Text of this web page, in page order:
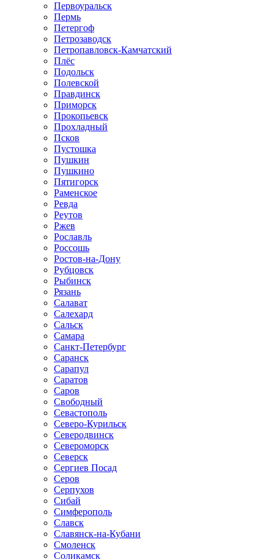
Первоуральск
Пермь
Петергоф
Петрозаводск
Петропавловск-Камчатский
Плёс
Подольск
Полевской
Правдинск
Приморск
Прокопьевск
Прохладный
Псков
Пустошка
Пушкин
Пушкино
Пятигорск
Раменское
Ревда
Реутов
Ржев
Рославль
Россошь
Ростов-на-Дону
Рубцовск
Рыбинск
Рязань
Салават
Салехард
Сальск
Самара
Санкт-Петербург
Саранск
Сарапул
Саратов
Саров
Свободный
Севастополь
Северо-Курильск
Северодвинск
Североморск
Северск
Сергиев Посад
Серов
Серпухов
Сибай
Симферополь
Славск
Славянск-на-Кубани
Смоленск
Соликамск